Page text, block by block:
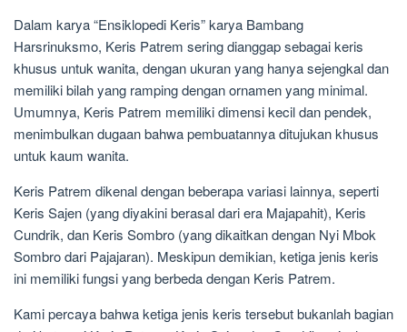
Dalam karya “Ensiklopedi Keris” karya Bambang
Harsrinuksmo, Keris Patrem sering dianggap sebagai keris
khusus untuk wanita, dengan ukuran yang hanya sejengkal dan
memiliki bilah yang ramping dengan ornamen yang minimal.
Umumnya, Keris Patrem memiliki dimensi kecil dan pendek,
menimbulkan dugaan bahwa pembuatannya ditujukan khusus
untuk kaum wanita.
Keris Patrem dikenal dengan beberapa variasi lainnya, seperti
Keris Sajen (yang diyakini berasal dari era Majapahit), Keris
Cundrik, dan Keris Sombro (yang dikaitkan dengan Nyi Mbok
Sombro dari Pajajaran). Meskipun demikian, ketiga jenis keris
ini memiliki fungsi yang berbeda dengan Keris Patrem.
Kami percaya bahwa ketiga jenis keris tersebut bukanlah bagian